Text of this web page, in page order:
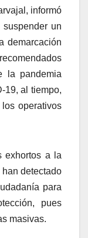
informó
un
demarcación
la pandemia
19, al tiempo,
operativos
exhortos a la
detectado
para
pues
masivas.